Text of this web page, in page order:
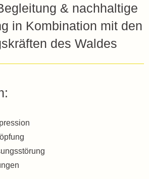
& nachhaltige
in Kombination mit den
des Waldes